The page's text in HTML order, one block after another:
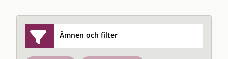
Ämnen och filter